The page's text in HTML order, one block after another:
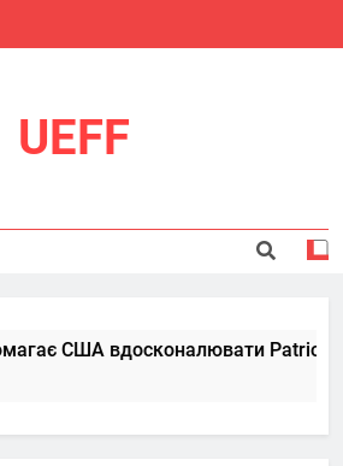
UEFF
США вдосконалювати Patriot,